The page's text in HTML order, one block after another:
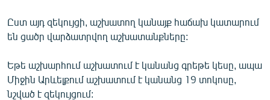
ՓՈԴՔԱՍԹ
Հայերեն
English
Ըստ այդ զեկույցի, աշխատող կանայք հաճախ կատարում
են ցածր վարձատրվող աշխատանքները:
Եթե աշխարհում աշխատում է կանանց գրեթե կեսը, ապա
Միջին Արևելքում աշխատում է կանանց 19 տոկոսը,
նշված է զեկույցում: